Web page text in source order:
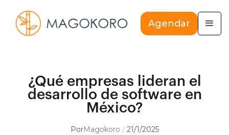
Agendar
¿Qué empresas lideran el
desarrollo de software en
México?
PorMagokoro 21/1/2025